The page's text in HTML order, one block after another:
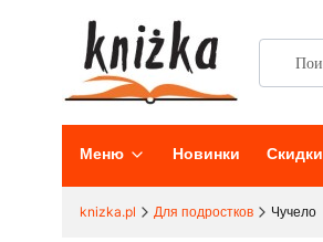
Меню Новинки Скидки
knizka.pl Для подростков Чучело